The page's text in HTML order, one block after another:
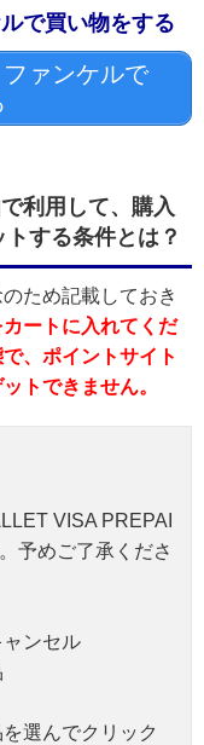
で買い物をする
ァンケルで
利用して、購入
する条件とは？
ため記載しておき
ートに入れてくだ
、ポイントサイト
トできません。
VISA PREPAI
予めご了承くださ
ンセル
選んでクリック